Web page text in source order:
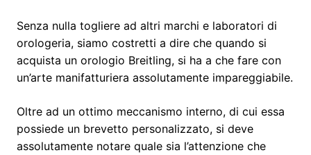
Senza nulla togliere ad altri marchi e laboratori di
orologeria, siamo costretti a dire che quando si
acquista un orologio Breitling, si ha a che fare con
un’arte manifatturiera assolutamente impareggiabile.
Oltre ad un ottimo meccanismo interno, di cui essa
possiede un brevetto personalizzato, si deve
assolutamente notare quale sia l’attenzione che